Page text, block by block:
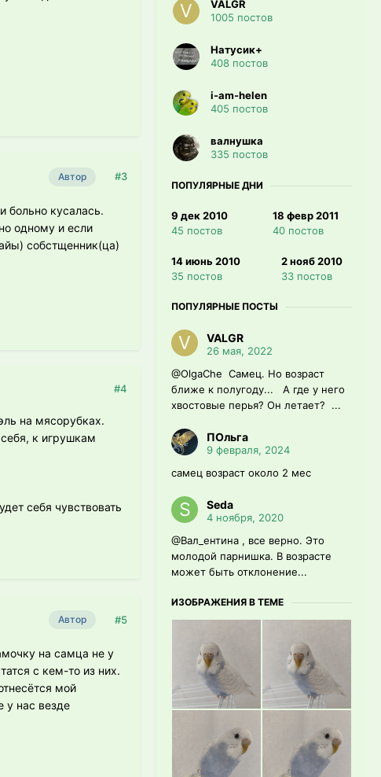
Автор #3
больно кусалась.
одному и если
собстщенник(ца)
#4
на мясорубках.
к игрушкам
себя чувствовать
Автор #5
на самца не у
с кем-то из них.
мой
у нас везде
VALGR
1005 постов
Натусик+
408 постов
i-am-helen
405 постов
валнушка
335 постов
ПОПУЛЯРНЫЕ ДНИ
9 дек 2010
45 постов
18 февр 2011
40 постов
14 июнь 2010
35 постов
2 нояб 2010
33 постов
ПОПУЛЯРНЫЕ ПОСТЫ
VALGR
26 мая, 2022
@OlgaChe Самец. Но возраст
ближе к полугоду... А где у него
хвостовые перья? Он летает? ...
ПОльга
9 февраля, 2024
самец возраст около 2 мес
Seda
4 ноября, 2020
@Вал_ентина , все верно. Это
молодой парнишка. В возрасте
может быть отклонение...
ИЗОБРАЖЕНИЯ В ТЕМЕ